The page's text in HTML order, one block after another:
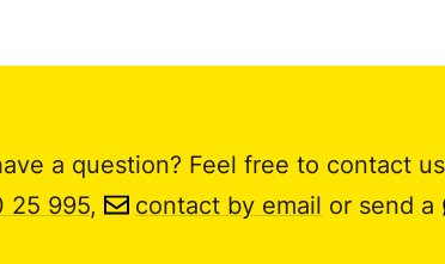
a question? Feel free to contact
25 995, contact by email or send a